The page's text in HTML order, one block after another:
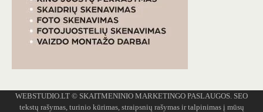
WEBSTUDIO.LT © SKAITMENINIO MARKETINGO PASLAUGOS. SEO
tekstų rašymas, turinio kūrimas, straipsnių rašymas ir talpinimas į mūsų